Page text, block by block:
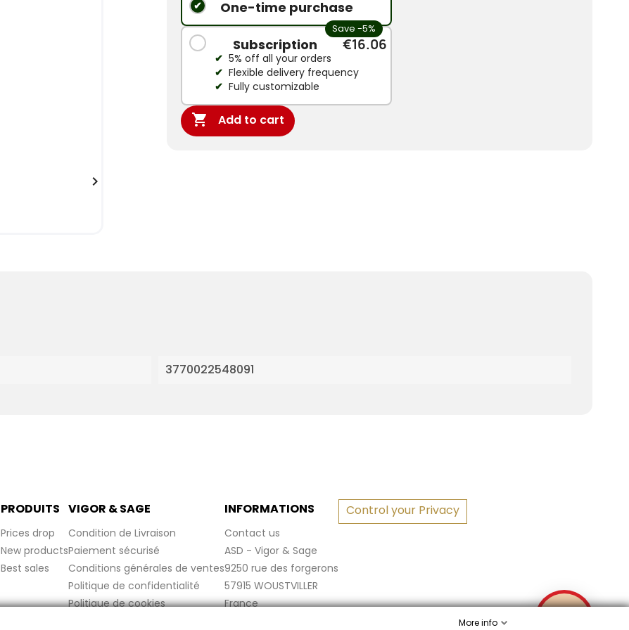

One-time purchase
Save -5%
Subscription €16.06
5% off all your orders
Flexible delivery frequency
Fully customizable
 Add to cart
3770022548091
PRODUITS
Prices drop
New products
Best sales
VIGOR & SAGE
Condition de Livraison
Paiement sécurisé
Conditions générales de ventes
Politique de confidentialité
Politique de cookies
INFORMATIONS
Contact us
ASD - Vigor & Sage
9250 rue des forgerons
57915 WOUSTVILLER
France
Control your Privacy
More info